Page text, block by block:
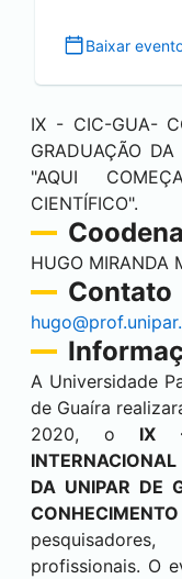
Baixar
IX - CIC-GUA-
GRADUAÇÃO
"AQUI
CIENTÍFICO".
HUGO MIRANDA
Contato
A Universidade
de Guaíra
2020, o IX -
DA UNIPAR DE
profissionais. O